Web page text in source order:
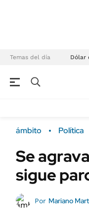
Temas del día Dólar
Campo
FINANZAS
Mercados
ámbito Política
Se
sigue
Por Mariano